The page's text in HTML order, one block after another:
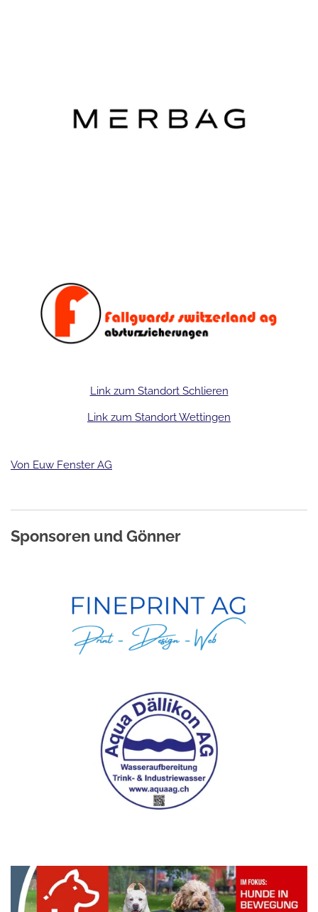
Link zum Standort Schlieren
Link zum Standort Wettingen
Von Euw Fenster AG
Sponsoren und Gönner